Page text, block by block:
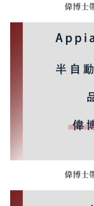
偉博士
偉博士